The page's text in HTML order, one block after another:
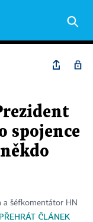
spojence
a šéfkomentátor HN
PŘEHRÁT ČLÁNEK